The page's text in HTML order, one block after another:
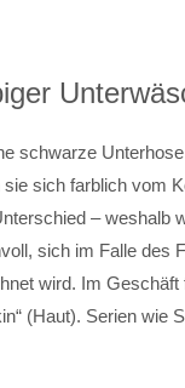
schwarze
sich farblich vom
– weshalb
sich im Falle des
wird. Im
(Haut). Serien wie